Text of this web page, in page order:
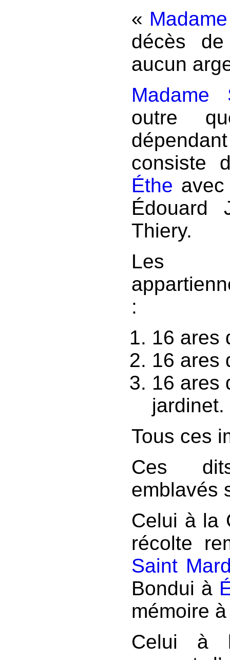
«
décès
aucun
Madame
outre
consiste
Éthe
Édouard
Thiery.
Les
:
16 ares
16 ares
16 ares
jardinet.
Tous ces
Ces
emblavés
Celui à la
récolte
Saint
Bondui à
mémoire
Celui à